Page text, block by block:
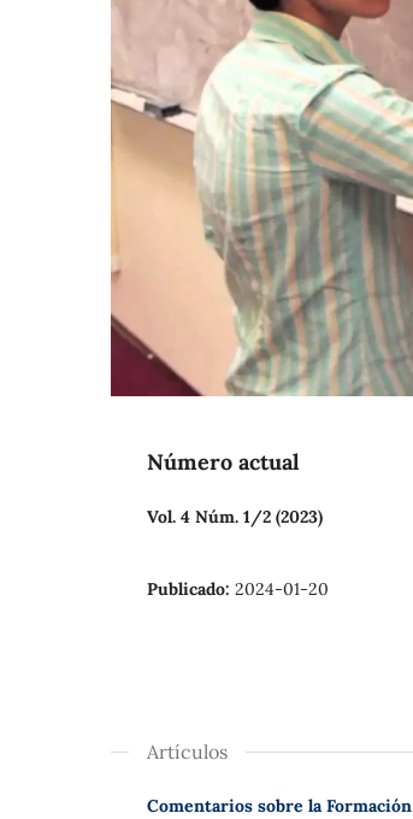
Número actual
Vol. 4 Núm. 1/2 (2023)
Publicado: 2024-01-20
Artículos
Comentarios sobre la